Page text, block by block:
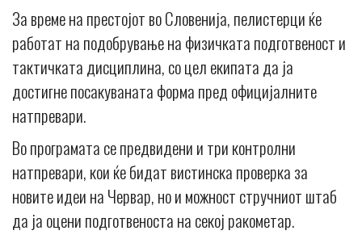
За време на престојот во Словенија, пелистерци ќе
работат на подобрување на физичката подготвеност и
тактичката дисциплина, со цел екипата да ја
достигне посакуваната форма пред официјалните
натпревари.
Во програмата се предвидени и три контролни
натпревари, кои ќе бидат вистинска проверка за
новите идеи на Червар, но и можност стручниот штаб
да ја оцени подготвеноста на секој ракометар.